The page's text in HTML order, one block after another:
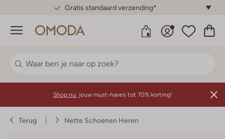
Gratis standaard verzending*
Menu
Shop nu: jouw must-haves tot 70% korting!
Terug Nette Schoenen Heren